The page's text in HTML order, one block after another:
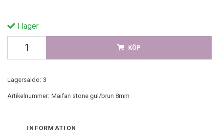
I lager
KÖP
Lagersaldo: 3
Artikelnummer: Maifan stone gul/brun 8mm
INFORMATION